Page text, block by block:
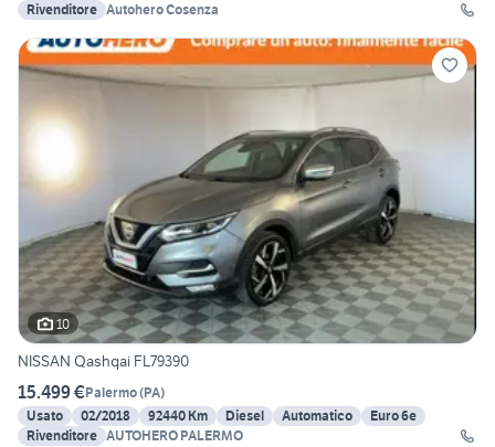
Rivenditore Autohero Cosenza
10
NISSAN Qashqai FL79390
15.499 €Palermo(PA)
Usato
02/2018 92440 Km Diesel Automatico
Euro 6e
Rivenditore AUTOHERO PALERMO